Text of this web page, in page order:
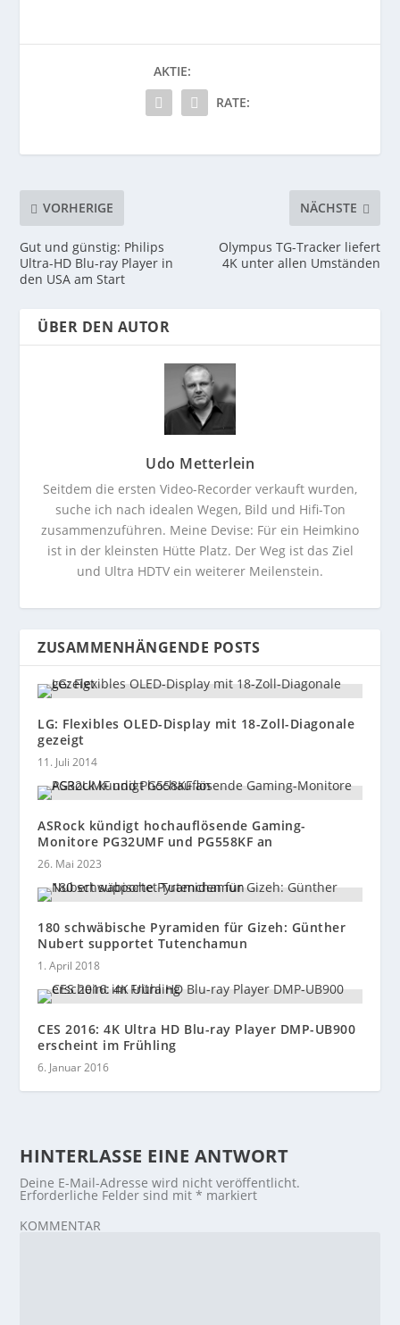
AKTIE:
RATE:
VORHERIGE
Gut und günstig: Philips
Ultra-HD Blu-ray Player in
den USA am Start
NÄCHSTE
Olympus TG-Tracker liefert
4K unter allen Umständen
ÜBER DEN AUTOR
Udo Metterlein
Seitdem die ersten Video-Recorder verkauft wurden,
suche ich nach idealen Wegen, Bild und Hifi-Ton
zusammenzuführen. Meine Devise: Für ein Heimkino
ist in der kleinsten Hütte Platz. Der Weg ist das Ziel
und Ultra HDTV ein weiterer Meilenstein.
ZUSAMMENHÄNGENDE POSTS
LG: Flexibles OLED-Display mit 18-Zoll-Diagonale
gezeigt
11. Juli 2014
ASRock kündigt hochauflösende Gaming-
Monitore PG32UMF und PG558KF an
26. Mai 2023
180 schwäbische Pyramiden für Gizeh: Günther
Nubert supportet Tutenchamun
1. April 2018
CES 2016: 4K Ultra HD Blu-ray Player DMP-UB900
erscheint im Frühling
6. Januar 2016
HINTERLASSE EINE ANTWORT
Deine E-Mail-Adresse wird nicht veröffentlicht.
Erforderliche Felder sind mit* markiert
KOMMENTAR